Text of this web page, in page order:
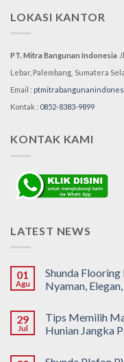
LOKASI KANTOR
PT. Mitra Bangunan Indonesia
Lebar, Palembang, Sumatera
Email :
Kontak : 0852-8383-9899
KONTAK KAMI
LATEST NEWS
01
Agu
Shunda
Nyaman,
29
Jul
Tips Memilih
Hunian Jangka